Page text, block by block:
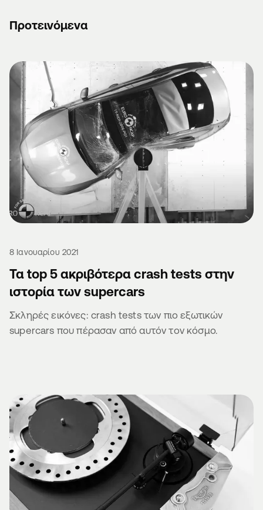
Προτεινόμενα
8 Ιανουαρίου 2021
Τα top 5 ακριβότερα crash tests στην
ιστορία των supercars
Σκληρές εικόνες: crash tests των πιο εξωτικών
supercars που πέρασαν από αυτόν τον κόσμο.